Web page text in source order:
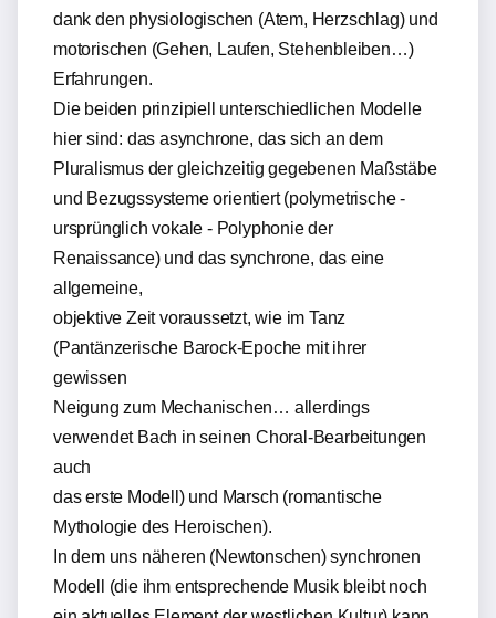
dank den physiologischen (Atem, Herzschlag) und
motorischen (Gehen, Laufen, Stehenbleiben…)
Erfahrungen.
Die beiden prinzipiell unterschiedlichen Modelle
hier sind: das asynchrone, das sich an dem
Pluralismus der gleichzeitig gegebenen Maßstäbe
und Bezugssysteme orientiert (polymetrische -
ursprünglich vokale - Polyphonie der
Renaissance) und das synchrone, das eine
allgemeine,
objektive Zeit voraussetzt, wie im Tanz
(Pantänzerische Barock-Epoche mit ihrer
gewissen
Neigung zum Mechanischen… allerdings
verwendet Bach in seinen Choral-Bearbeitungen
auch
das erste Modell) und Marsch (romantische
Mythologie des Heroischen).
In dem uns näheren (Newtonschen) synchronen
Modell (die ihm entsprechende Musik bleibt noch